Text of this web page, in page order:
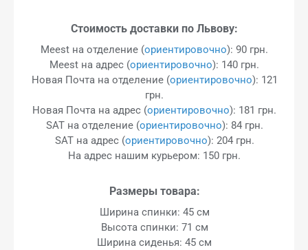
Стоимость доставки по Львову:
Meest на отделение (ориентировочно): 90 грн.
Meest на адрес (ориентировочно): 140 грн.
Новая Почта на отделение (ориентировочно): 121
грн.
Новая Почта на адрес (ориентировочно): 181 грн.
SAT на отделение (ориентировочно): 84 грн.
SAT на адрес (ориентировочно): 204 грн.
На адрес нашим курьером: 150 грн.
Размеры товара:
Ширина спинки: 45 см
Высота спинки: 71 см
Ширина сиденья: 45 см